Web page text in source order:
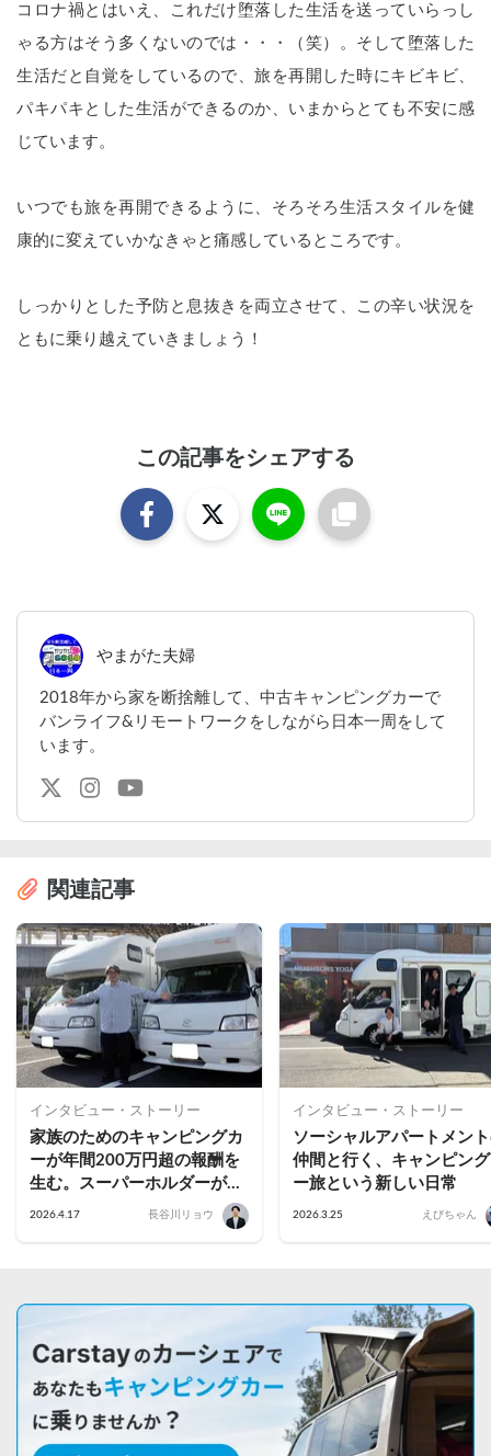
コロナ禍とはいえ、これだけ堕落した生活を送っていらっし
ゃる方はそう多くないのでは・・・（笑）。そして堕落した
生活だと自覚をしているので、旅を再開した時にキビキビ、
パキパキとした生活ができるのか、いまからとても不安に感
じています。
いつでも旅を再開できるように、そろそろ生活スタイルを健
康的に変えていかなきゃと痛感しているところです。
しっかりとした予防と息抜きを両立させて、この辛い状況を
ともに乗り越えていきましょう！
この記事をシェアする
やまがた夫婦
2018年から家を断捨離して、中古キャンピングカーで
バンライフ&リモートワークをしながら日本一周をして
います。
関連記事
インタビュー・ストーリー
家族のためのキャンピングカ
ーが年間200万円超の報酬を
生む。スーパーホルダーが語
る稼働率を高める運用のコツ
2026.4.17 長谷川リョウ
インタビュー・ストーリー
ソーシャルアパートメン
仲間と行く、キャンピン
ー旅という新しい日常
2026.3.25 えびちゃん